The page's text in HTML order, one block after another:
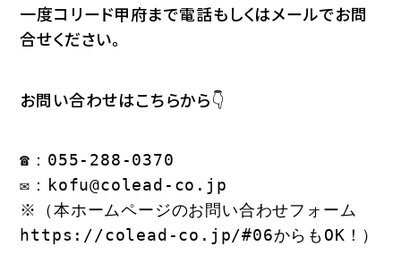
一度コリード甲府まで電話もしくはメールでお問
合せください。
お問い合わせはこちらから👇
☎：055-288-0370
✉： kofu@colead-co.jp
※（本ホームページのお問い合わせフォーム
https://colead-co.jp/#06からもOK！）